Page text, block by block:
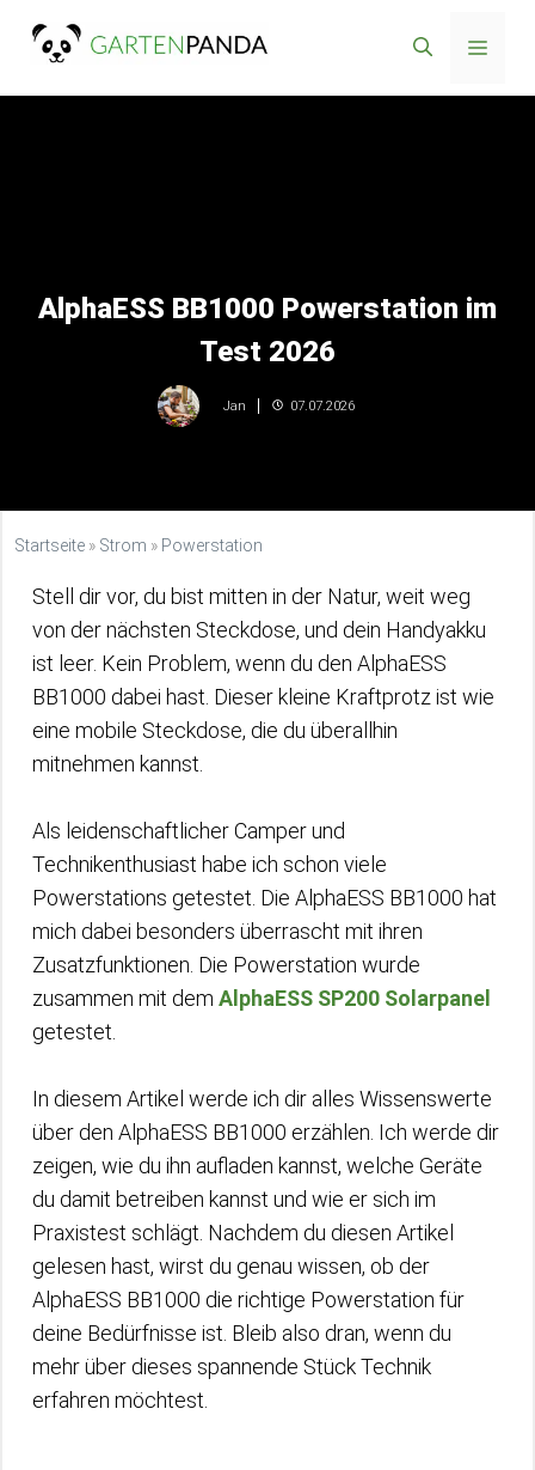
Inhalt
Menü
AlphaESS BB1000 Powerstation im
Test 2026
Jan 07.07.2026
Startseite » Strom » Powerstation
Stell dir vor, du bist mitten in der Natur, weit weg
von der nächsten Steckdose, und dein Handyakku
ist leer. Kein Problem, wenn du den AlphaESS
BB1000 dabei hast. Dieser kleine Kraftprotz ist wie
eine mobile Steckdose, die du überallhin
mitnehmen kannst.
Als leidenschaftlicher Camper und
Technikenthusiast habe ich schon viele
Powerstations getestet. Die AlphaESS BB1000 hat
mich dabei besonders überrascht mit ihren
Zusatzfunktionen. Die Powerstation wurde
zusammen mit dem AlphaESS SP200 Solarpanel
getestet.
In diesem Artikel werde ich dir alles Wissenswerte
über den AlphaESS BB1000 erzählen. Ich werde dir
zeigen, wie du ihn aufladen kannst, welche Geräte
du damit betreiben kannst und wie er sich im
Praxistest schlägt. Nachdem du diesen Artikel
gelesen hast, wirst du genau wissen, ob der
AlphaESS BB1000 die richtige Powerstation für
deine Bedürfnisse ist. Bleib also dran, wenn du
mehr über dieses spannende Stück Technik
erfahren möchtest.